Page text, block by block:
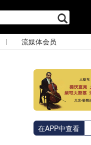
| 流媒体会员
在APP中查看